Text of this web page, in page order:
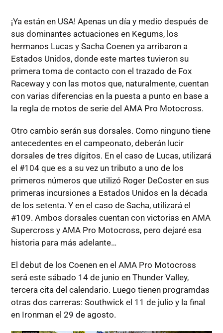
¡Ya están en USA! Apenas un día y medio después de
sus dominantes actuaciones en Kegums, los
hermanos Lucas y Sacha Coenen ya arribaron a
Estados Unidos, donde este martes tuvieron su
primera toma de contacto con el trazado de Fox
Raceway y con las motos que, naturalmente, cuentan
con varias diferencias en la puesta a punto en base a
la regla de motos de serie del AMA Pro Motocross.
Otro cambio serán sus dorsales. Como ninguno tiene
antecedentes en el campeonato, deberán lucir
dorsales de tres dígitos. En el caso de Lucas, utilizará
el #104 que es a su vez un tributo a uno de los
primeros números que utilizó Roger DeCoster en sus
primeras incursiones a Estados Unidos en la década
de los setenta. Y en el caso de Sacha, utilizará el
#109. Ambos dorsales cuentan con victorias en AMA
Supercross y AMA Pro Motocross, pero dejaré esa
historia para más adelante…
El debut de los Coenen en el AMA Pro Motocross
será este sábado 14 de junio en Thunder Valley,
tercera cita del calendario. Luego tienen programdas
otras dos carreras: Southwick el 11 de julio y la final
en Ironman el 29 de agosto.